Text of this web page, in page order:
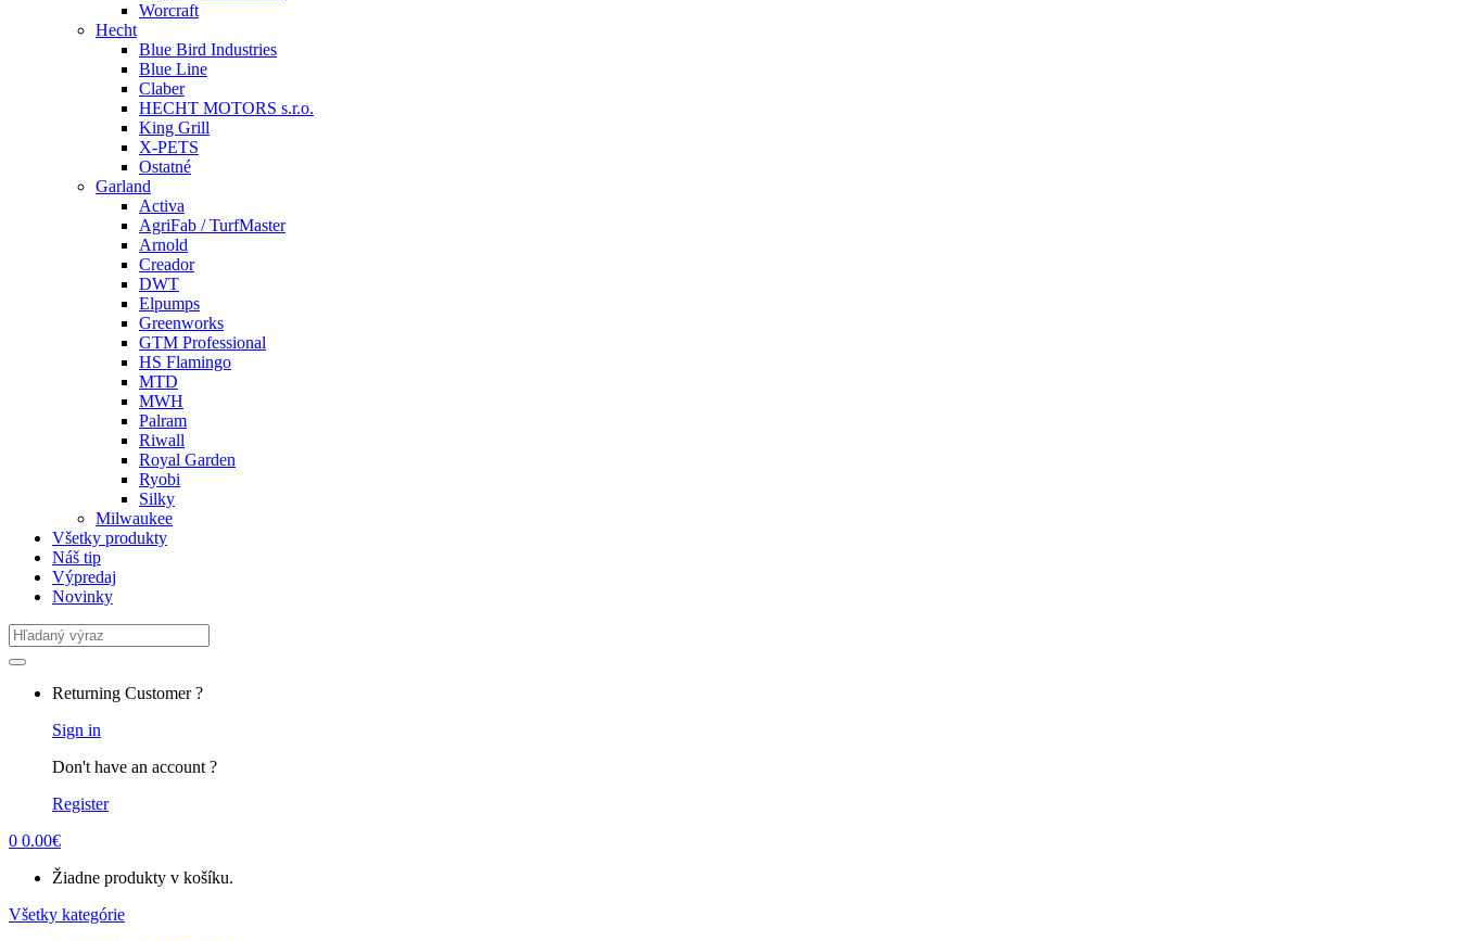
Worcraft
Hecht
Blue Bird Industries
Blue Line
Claber
HECHT MOTORS s.r.o.
King Grill
X-PETS
Ostatné
Garland
Activa
AgriFab / TurfMaster
Arnold
Creador
DWT
Elpumps
Greenworks
GTM Professional
HS Flamingo
MTD
MWH
Palram
Riwall
Royal Garden
Ryobi
Silky
Milwaukee
Všetky produkty
Náš tip
Výpredaj
Novinky
Search
for:
Returning Customer ?
Sign in
Don't have an account ?
Register
0 0.00€
Žiadne produkty v košíku.
Všetky kategórie